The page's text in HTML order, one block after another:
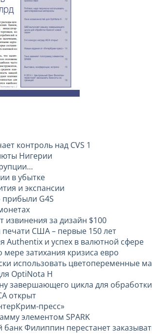
контроль над CVS 1
Нигерии
в убытке
и экспансии
G4S
извинения за дизайн $100
США – первые 150 лет
Authentix и успех в валютной сфере
затихания кризиса евро
использовать цветопеременные
OptiNota H
завершающего цикла для
открыт
пресс»
элементом SPARK
банк Филиппин перестанет